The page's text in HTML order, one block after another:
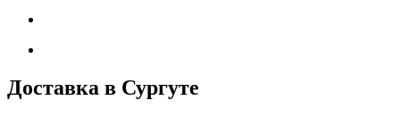
Доставка в Сургуте